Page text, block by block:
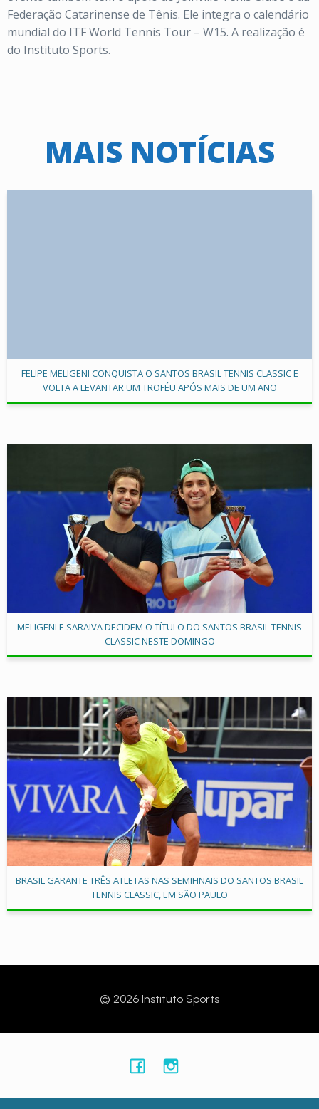
Federação Catarinense de Tênis. Ele integra o calendário
mundial do ITF World Tennis Tour – W15. A realização é
do Instituto Sports.
MAIS NOTÍCIAS
FELIPE MELIGENI CONQUISTA O SANTOS BRASIL TENNIS CLASSIC E
VOLTA A LEVANTAR UM TROFÉU APÓS MAIS DE UM ANO
MELIGENI E SARAIVA DECIDEM O TÍTULO DO SANTOS BRASIL TENNIS
CLASSIC NESTE DOMINGO
BRASIL GARANTE TRÊS ATLETAS NAS SEMIFINAIS DO SANTOS BRASIL
TENNIS CLASSIC, EM SÃO PAULO
© 2026 Instituto Sports